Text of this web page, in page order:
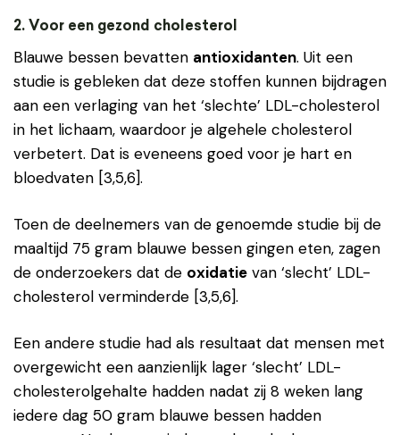
2. Voor een gezond cholesterol
Blauwe bessen bevatten antioxidanten. Uit een
studie is gebleken dat deze stoffen kunnen bijdragen
aan een verlaging van het ‘slechte’ LDL-cholesterol
in het lichaam, waardoor je algehele cholesterol
verbetert. Dat is eveneens goed voor je hart en
bloedvaten [3,5,6].
Toen de deelnemers van de genoemde studie bij de
maaltijd 75 gram blauwe bessen gingen eten, zagen
de onderzoekers dat de oxidatie van ‘slecht’ LDL-
cholesterol verminderde [3,5,6].
Een andere studie had als resultaat dat mensen met
overgewicht een aanzienlijk lager ‘slecht’ LDL-
cholesterolgehalte hadden nadat zij 8 weken lang
iedere dag 50 gram blauwe bessen hadden